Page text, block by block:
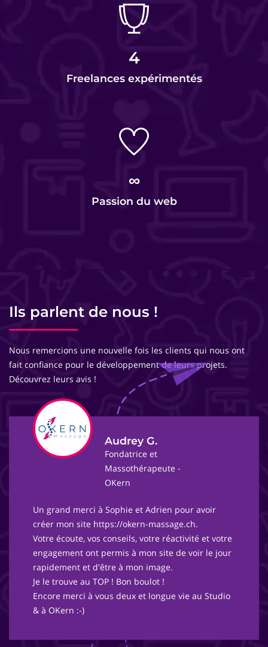
4
Freelances expérimentés
∞
Passion du web
Ils parlent de nous !
Nous remercions une nouvelle fois les clients qui nous ont
fait confiance pour le développement de leurs projets.
Découvrez leurs avis !
Audrey G.
Fondatrice et
Massothérapeute -
OKern
Un grand merci à Sophie et Adrien pour avoir
créer mon site https://okern-massage.ch.
Votre écoute, vos conseils, votre réactivité et votre
engagement ont permis à mon site de voir le jour
rapidement et d'être à mon image.
Je le trouve au TOP ! Bon boulot !
Encore merci à vous deux et longue vie au Studio
& à OKern :-)